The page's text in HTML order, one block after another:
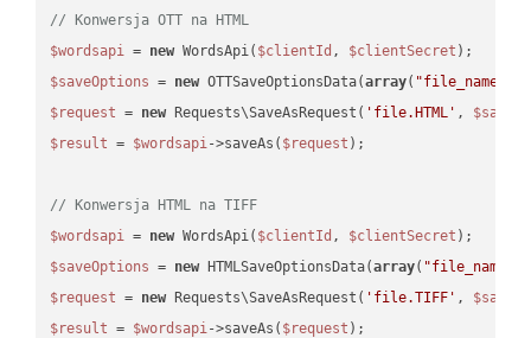
// Konwersja OTT na HTML
$wordsapi = new WordsApi( $clientId , $clientSecret
$saveOptions = new OTTSaveOptionsData(array( "file_name"
$request = new Requests\SaveAsRequest( 'file.HTML' ,
$result = $wordsapi->saveAs( $request );
// Konwersja HTML na TIFF
$wordsapi = new WordsApi( $clientId , $clientSecret
$saveOptions = new HTMLSaveOptionsData(array( "file_name"
$request = new Requests\SaveAsRequest( 'file.TIFF' ,
$result = $wordsapi->saveAs( $request